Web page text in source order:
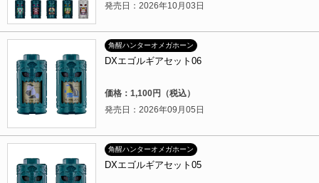
発売日：2026年10月03日
角醒ハンターオメガホーン
DXエゴルギアセット06
価格：1,100円（税込）
発売日：2026年09月05日
角醒ハンターオメガホーン
DXエゴルギアセット05